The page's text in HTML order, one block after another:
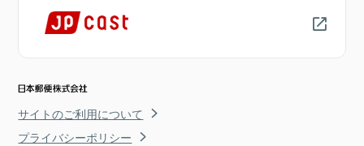
サイトのご利用について
プライバシーポリシー